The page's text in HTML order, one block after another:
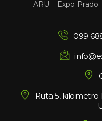
ARU Expo Prado
099
Ruta 5, kilometro